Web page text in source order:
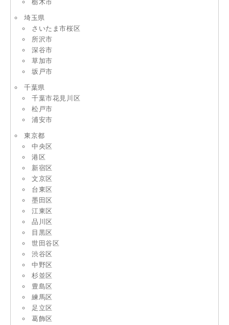
栃木市
埼玉県
さいたま市桜区
所沢市
深谷市
草加市
坂戸市
千葉県
千葉市花見川区
松戸市
浦安市
東京都
中央区
港区
新宿区
文京区
台東区
墨田区
江東区
品川区
目黒区
世田谷区
渋谷区
中野区
杉並区
豊島区
練馬区
足立区
葛飾区